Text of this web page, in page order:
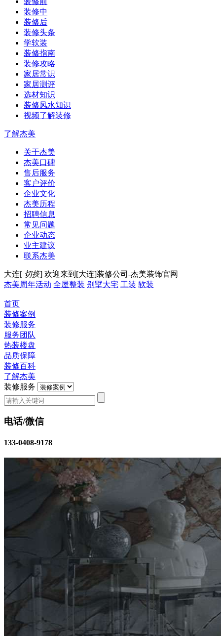
装修中
装修后
装修头条
学软装
装修指南
装修攻略
家居常识
家居测评
选材知识
装修风水知识
视频了解装修
了解杰美
关于杰美
杰美口碑
售后服务
客户评价
企业文化
杰美历程
招聘信息
常见问题
企业动态
业主建议
联系杰美
大连[ 切换] 欢迎来到[大连]装修公司-杰美装饰官网
杰美周年活动 全屋整装 别墅大宅 工装 软装
首页
装修案例
装修服务
服务团队
热装楼盘
品质保障
装修百科
了解杰美
装修服务
电话/微信
133-0408-9178